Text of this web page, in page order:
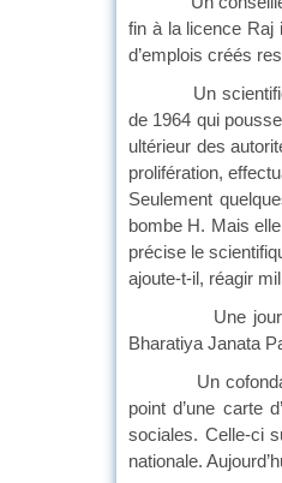
fin à la licence Raj
d’emplois créés
Un scientifique
de 1964 qui
ultérieur des
prolifération,
Seulement
bombe H. Mais
précise le
ajoute-t-il, réagir
Une journaliste
Bharatiya Janata
Un cofondateur
point d’une carte
sociales. Celle-ci
nationale.